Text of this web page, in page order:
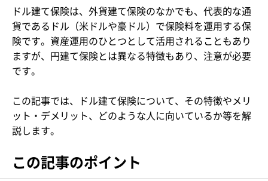
ドル建て保険は、外貨建て保険のなかでも、代表的な通
貨であるドル（米ドルや豪ドル）で保険料を運用する保
険です。資産運用のひとつとして活用されることもあり
ますが、円建て保険とは異なる特徴もあり、注意が必要
です。
この記事では、ドル建て保険について、その特徴やメリ
ット・デメリット、どのような人に向いているか等を解
説します。
この記事のポイント